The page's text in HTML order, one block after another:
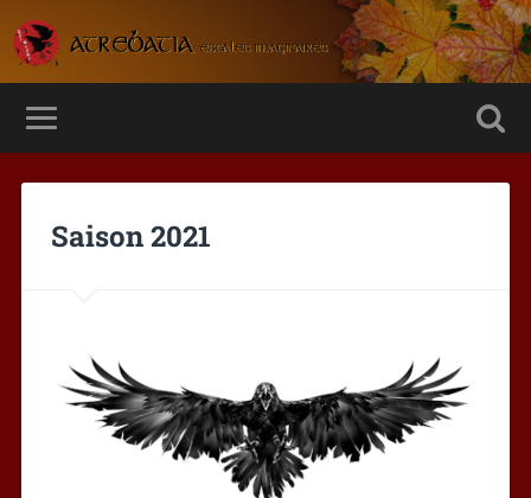
Saison 2021